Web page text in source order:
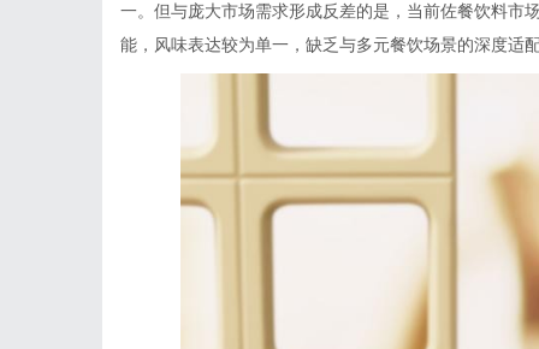
一。但与庞大市场需求形成反差的是，当前佐餐饮料市
能，风味表达较为单一，缺乏与多元餐饮场景的深度适